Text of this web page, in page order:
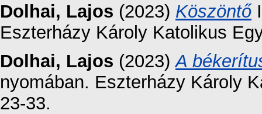
Dolhai, Lajos (2023) Köszöntő
Eszterházy Károly Katolikus
Dolhai, Lajos (2023)A
nyomában. Eszterházy Károly
23-33.